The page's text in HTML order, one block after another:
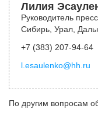
Лилия
Руководитель
Сибирь, Урал,
+7 (383) 207-94-64
l.esaulenko@hh.ru
По другим вопросам